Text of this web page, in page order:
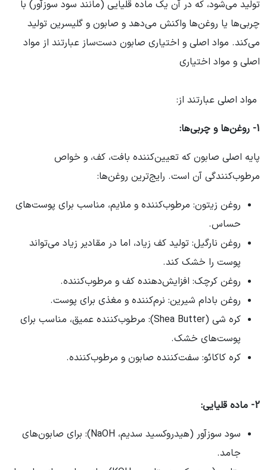
تولید می‌شود، که در آن یک ماده قلیایی (مانند سود سوزآور) با
چربی‌ها یا روغن‌ها واکنش می‌دهد و صابون و گلیسرین تولید
می‌کند. مواد اصلی و اختیاری صابون دست‌ساز عبارتند از مواد
اصلی و مواد اختیاری
مواد اصلی عبارتند از:
1- روغن‌ها و چربی‌ها:
پایه اصلی صابون که تعیین‌کننده بافت، کف، و خواص
مرطوب‌کنندگی آن است. رایج‌ترین روغن‌ها:
روغن زیتون: مرطوب‌کننده و ملایم، مناسب برای پوست‌های
حساس.
روغن نارگیل: تولید کف زیاد، اما در مقادیر زیاد می‌تواند
پوست را خشک کند.
روغن کرچک: افزایش‌دهنده کف و مرطوب‌کننده.
روغن بادام شیرین: نرم‌کننده و مغذی برای پوست.
کره شی (Shea Butter): مرطوب‌کننده عمیق، مناسب برای
پوست‌های خشک.
کره کاکائو: سفت‌کننده صابون و مرطوب‌کننده.
2- ماده قلیایی:
سود سوزآور (هیدروکسید سدیم، NaOH): برای صابون‌های
جامد.